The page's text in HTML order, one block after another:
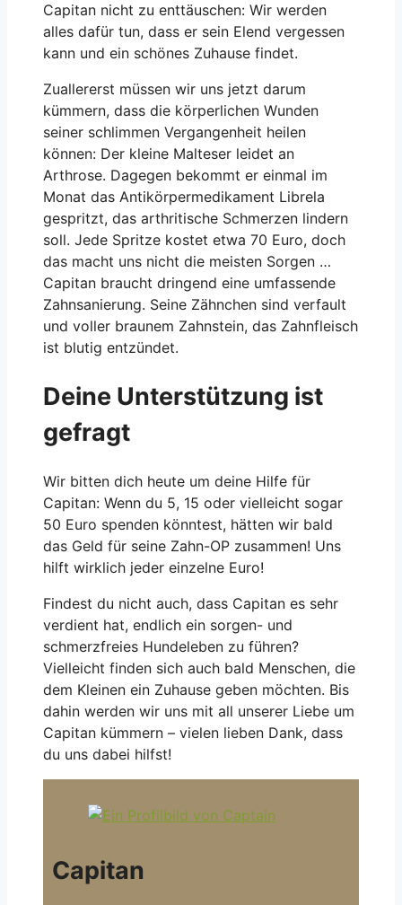
Capitan nicht zu enttäuschen: Wir werden
alles dafür tun, dass er sein Elend vergessen
kann und ein schönes Zuhause findet.
Zuallererst müssen wir uns jetzt darum
kümmern, dass die körperlichen Wunden
seiner schlimmen Vergangenheit heilen
können: Der kleine Malteser leidet an
Arthrose. Dagegen bekommt er einmal im
Monat das Antikörpermedikament Librela
gespritzt, das arthritische Schmerzen lindern
soll. Jede Spritze kostet etwa 70 Euro, doch
das macht uns nicht die meisten Sorgen …
Capitan braucht dringend eine umfassende
Zahnsanierung. Seine Zähnchen sind verfault
und voller braunem Zahnstein, das Zahnfleisch
ist blutig entzündet.
Deine Unterstützung ist
gefragt
Wir bitten dich heute um deine Hilfe für
Capitan: Wenn du 5, 15 oder vielleicht sogar
50 Euro spenden könntest, hätten wir bald
das Geld für seine Zahn-OP zusammen! Uns
hilft wirklich jeder einzelne Euro!
Findest du nicht auch, dass Capitan es sehr
verdient hat, endlich ein sorgen- und
schmerzfreies Hundeleben zu führen?
Vielleicht finden sich auch bald Menschen, die
dem Kleinen ein Zuhause geben möchten. Bis
dahin werden wir uns mit all unserer Liebe um
Capitan kümmern – vielen lieben Dank, dass
du uns dabei hilfst!
Capitan